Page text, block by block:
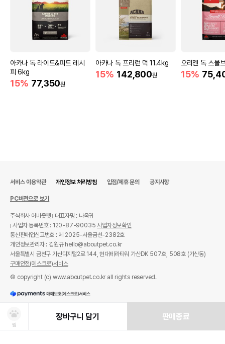
아카나 독 라이트&피트 레시
피 6kg
15% 77,350원
아카나 독 프리런 덕 11.4kg
15% 142,800원
오리젠 독 스몰
15%
찜
장바구니 담기 판매종료
서비스 이용약관 개인정보 처리방침 입점/제휴 문의 공지사항
PC버전으로 보기
주식회사 어바웃펫
대표자명 : 나옥귀
사업자 등록번호 : 120-87-90035사업자정보확인
통신판매업신고번호 : 제 2025-서울금천-2382호
개인정보관리자 : 김원규 hello@aboutpet.co.kr
서울특별시 금천구 가산디지털2로 144, 현대테라타워 가산DK 507호, 508호 (가산동)
구매안전(에스크로)서비스
© copyright (c) www.aboutpet.co.kr all rights reserved.